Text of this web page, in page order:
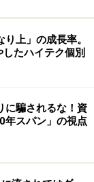
り上」の成長率。
たハイテク個別
に騙されるな！資
年スパン」の視点